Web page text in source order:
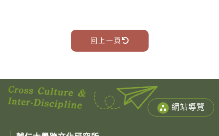
回上一頁
網站導覽